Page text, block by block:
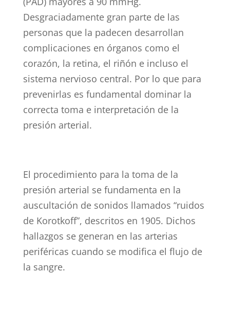
Desgraciadamente gran parte de las
personas que la padecen desarrollan
complicaciones en órganos como el
corazón, la retina, el riñón e incluso el
sistema nervioso central. Por lo que para
prevenirlas es fundamental dominar la
correcta toma e interpretación de la
presión arterial.
El procedimiento para la toma de la
presión arterial se fundamenta en la
auscultación de sonidos llamados “ruidos
de Korotkoff”, descritos en 1905. Dichos
hallazgos se generan en las arterias
periféricas cuando se modifica el flujo de
la sangre.
[1]